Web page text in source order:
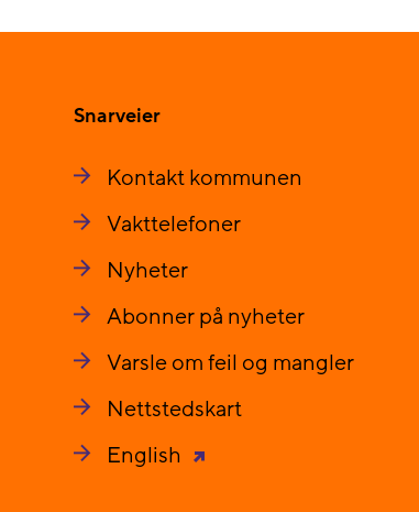
Snarveier
Kontakt kommunen
Vakttelefoner
Nyheter
Abonner på nyheter
Varsle om feil og mangler
Nettstedskart
English